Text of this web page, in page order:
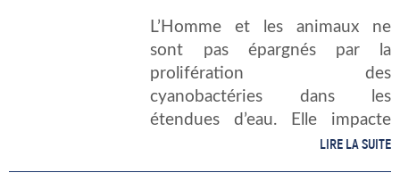
L’Homme et les animaux ne
sont pas épargnés par la
prolifération des
cyanobactéries dans les
étendues d’eau. Elle impacte
dangereusement sur leur santé.
LIRE LA SUITE